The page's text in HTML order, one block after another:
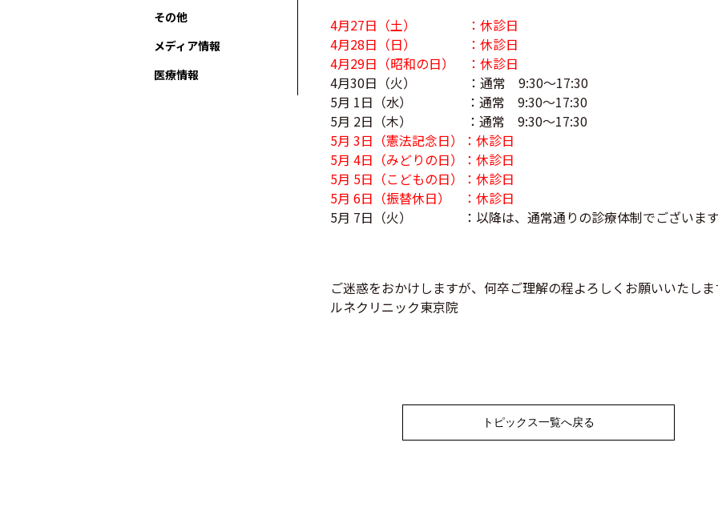
4月27日（土） ：休診日
4月28日（日） ：休診日
4月29日（昭和の日） ：休診日
4月30日（火） ：通常 9:30～17:30
5月 1日（水） ：通常 9:30～17:30
5月 2日（木） ：通常 9:30～17:30
5月 3日（憲法記念日）：休診日
5月 4日（みどりの日）：休診日
5月 5日（こどもの日）：休診日
5月 6日（振替休日） ：休診日
5月 7日（火） ：以降は、通常通りの診療体制でございま
ご迷惑をおかけしますが、何卒ご理解の程よろしくお願いいたしま
ルネクリニック東京院
その他
メディア情報
医療情報
トピックス一覧へ戻る